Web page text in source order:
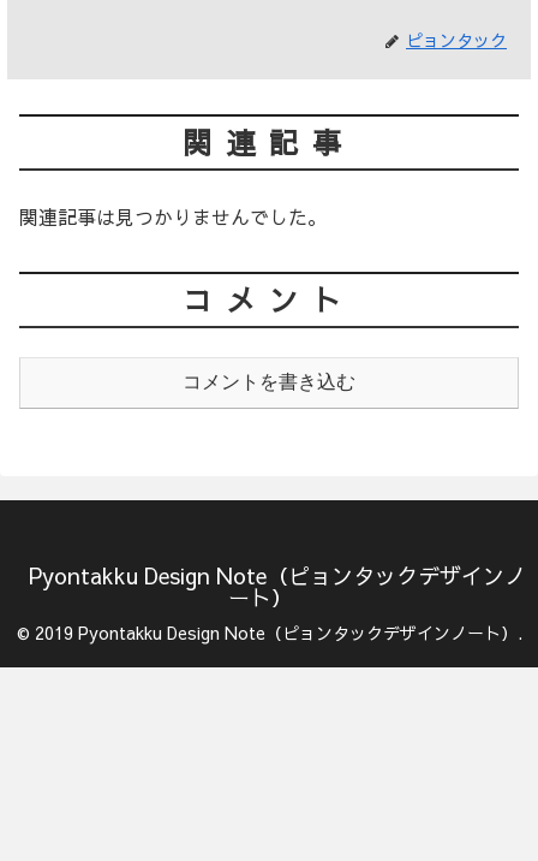
ピョンタック
関連記事
関連記事は見つかりませんでした。
コメント
コメントを書き込む
Pyontakku Design Note（ピョンタックデザインノ
ート）
© 2019 Pyontakku Design Note（ピョンタックデザインノート）.